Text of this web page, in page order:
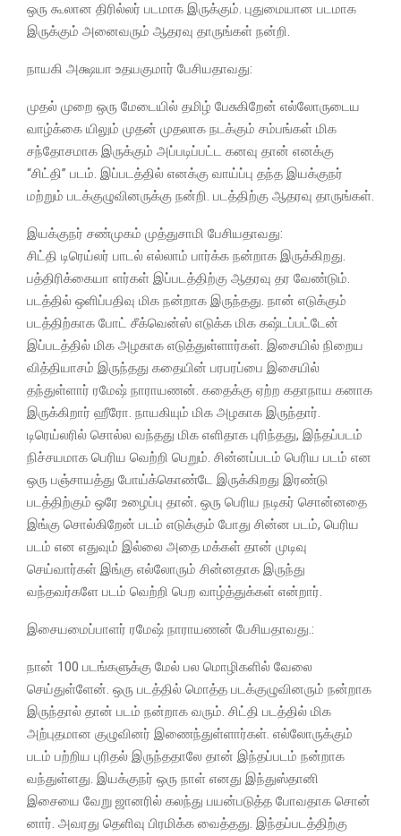
ஒரு கூலான திரில்லர் படமாக இருக்கும். புதுமையான படமாக
இருக்கும் அனைவரும் ஆதரவு தாருங்கள் நன்றி.
நாயகி அக்ஷயா உதயகுமார் பேசியதாவது:
முதல் முறை ஒரு மேடையில் தமிழ் பேசுகிறேன் எல்லோருடைய
வாழ்க்கை யிலும் முதன் முதலாக நடக்கும் சம்பங்கள் மிக
சந்தோசமாக இருக்கும் அப்படிப்பட்ட கனவு தான் எனக்கு
“சிட்தி” படம். இப்படத்தில் எனக்கு வாய்ப்பு தந்த இயக்குநர்
மற்றும் படக்குழுவினருக்கு நன்றி. படத்திற்கு ஆதரவு தாருங்கள்.
இயக்குநர் சண்முகம் முத்துசாமி பேசியதாவது:
சிட்தி டிரெய்லர் பாடல் எல்லாம் பார்க்க நன்றாக இருக்கிறது.
பத்திரிக்கையா ளர்கள் இப்படத்திற்கு ஆதரவு தர வேண்டும்.
படத்தில் ஒளிப்பதிவு மிக நன்றாக இருந்தது. நான் எடுக்கும்
படத்திற்காக போட் சீக்வென்ஸ் எடுக்க மிக கஷ்டப்பட்டேன்
இப்படத்தில் மிக அழகாக எடுத்துள்ளார்கள். இசையில் நிறைய
வித்தியாசம் இருந்தது கதையின் பரபரப்பை இசையில்
தந்துள்ளார் ரமேஷ் நாராயணன். கதைக்கு ஏற்ற கதாநாய கனாக
இருக்கிறார் ஹீரோ. நாயகியும் மிக அழகாக இருந்தார்.
டிரெய்லரில் சொல்ல வந்தது மிக எளிதாக புரிந்தது, இந்தப்படம்
நிச்சயமாக பெரிய வெற்றி பெறும். சின்னப்படம் பெரிய படம் என
ஒரு பஞ்சாயத்து போய்க்கொண்டே இருக்கிறது இரண்டு
படத்திற்கும் ஒரே உழைப்பு தான். ஒரு பெரிய நடிகர் சொன்னதை
இங்கு சொல்கிறேன் படம் எடுக்கும் போது சின்ன படம், பெரிய
படம் என எதுவும் இல்லை அதை மக்கள் தான் முடிவு
செய்வார்கள் இங்கு எல்லோரும் சின்னதாக இருந்து
வந்தவர்களே படம் வெற்றி பெற வாழ்த்துக்கள் என்றார்.
இசையமைப்பாளர் ரமேஷ் நாராயணன் பேசியதாவது.:
நான் 100 படங்களுக்கு மேல் பல மொழிகளில் வேலை
செய்துள்ளேன். ஒரு படத்தில் மொத்த படக்குழுவினரும் நன்றாக
இருந்தால் தான் படம் நன்றாக வரும். சிட்தி படத்தில் மிக
அற்புதமான குழுவினர் இணைந்துள்ளார்கள். எல்லோருக்கும்
படம் பற்றிய புரிதல் இருந்ததாலே தான் இந்தப்படம் நன்றாக
வந்துள்ளது. இயக்குநர் ஒரு நாள் எனது இந்துஸ்தானி
இசையை வேறு ஜானரில் கலந்து பயன்படுத்த போவதாக சொன்
னார். அவரது தெளிவு பிரமிக்க வைத்தது. இந்தப்படத்திற்கு